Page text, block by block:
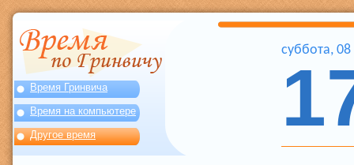
Время Гринвича
Время на компьютере
Другое время
суббота, 08